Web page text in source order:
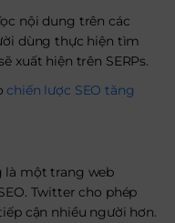
nội dung trên các
dùng thực hiện tìm
xuất hiện trên SERPs.
chiến lược SEO tăng
là một trang web
Twitter cho phép
cận nhiều người hơn.